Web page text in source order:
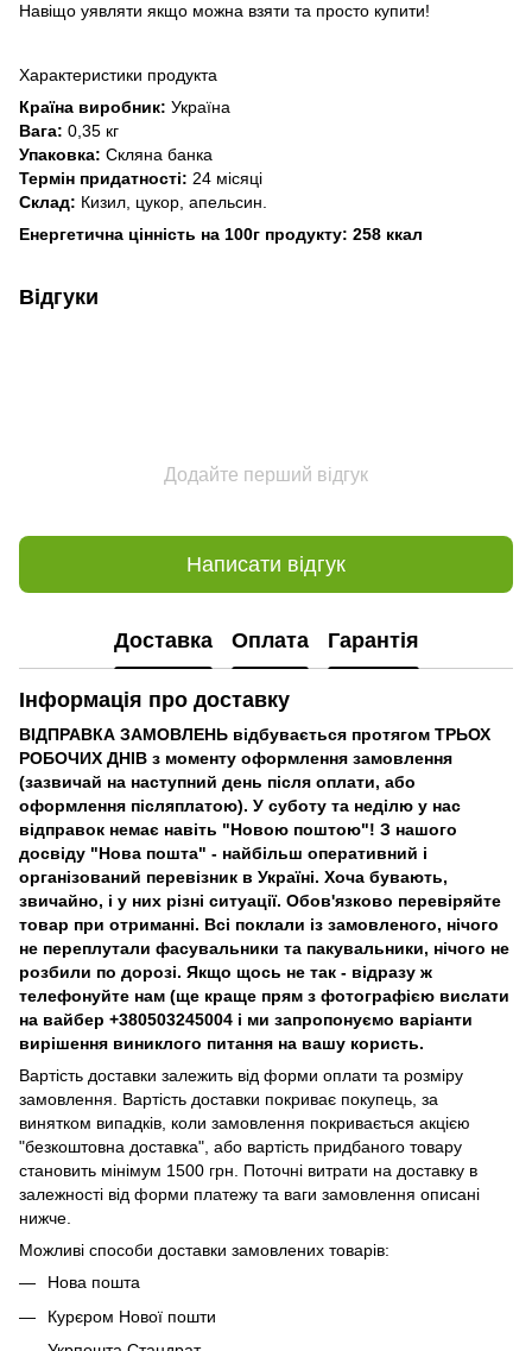
Навіщо уявляти якщо можна взяти та просто купити!
Характеристики продукта
Країна виробник: Україна
Вага: 0,35 кг
Упаковка: Скляна банка
Термін придатності: 24 місяці
Склад: Кизил, цукор, апельсин.
Енергетична цінність на 100г продукту: 258 ккал
Відгуки
Додайте перший відгук
Написати відгук
Доставка Оплата Гарантія
Інформація про доставку
ВІДПРАВКА ЗАМОВЛЕНЬ відбувається протягом ТРЬОХ
РОБОЧИХ ДНІВ з моменту оформлення замовлення
(зазвичай на наступний день після оплати, або
оформлення післяплатою). У суботу та неділю у нас
відправок немає навіть "Новою поштою"! З нашого
досвіду "Нова пошта" - найбільш оперативний і
організований перевізник в Україні. Хоча бувають,
звичайно, і у них різні ситуації. Обов'язково перевіряйте
товар при отриманні. Всі поклали із замовленого, нічого
не переплутали фасувальники та пакувальники, нічого не
розбили по дорозі. Якщо щось не так - відразу ж
телефонуйте нам (ще краще прям з фотографією вислати
на вайбер +380503245004 і ми запропонуємо варіанти
вирішення виниклого питання на вашу користь.
Вартість доставки залежить від форми оплати та розміру
замовлення. Вартість доставки покриває покупець, за
винятком випадків, коли замовлення покривається акцією
"безкоштовна доставка", або вартість придбаного товару
становить мінімум 1500 грн. Поточні витрати на доставку в
залежності від форми платежу та ваги замовлення описані
нижче.
Можливі способи доставки замовлених товарів:
Нова пошта
Курєром Нової пошти